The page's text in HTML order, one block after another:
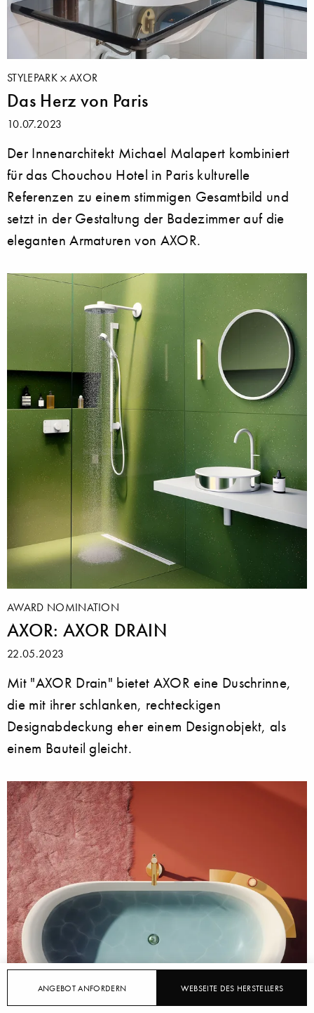
ANGEBOT ANFORDERN WEBSEITE DES HERSTELLERS
STYLEPARK AXOR
Das Herz von Paris
10.07.2023
Der Innenarchitekt Michael Malapert kombiniert
für das Chouchou Hotel in Paris kulturelle
Referenzen zu einem stimmigen Gesamtbild und
setzt in der Gestaltung der Badezimmer auf die
eleganten Armaturen von AXOR.
AWARD NOMINATION
AXOR: AXOR DRAIN
22.05.2023
Mit "AXOR Drain" bietet AXOR eine Duschrinne,
die mit ihrer schlanken, rechteckigen
Designabdeckung eher einem Designobjekt, als
einem Bauteil gleicht.